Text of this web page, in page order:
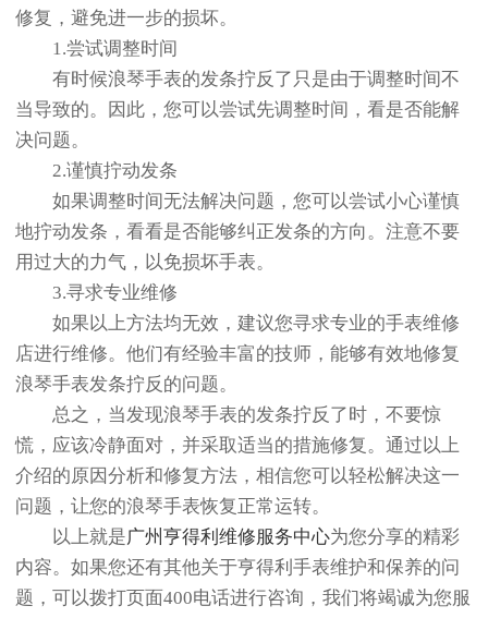
修复，避免进一步的损坏。
1.尝试调整时间
有时候浪琴手表的发条拧反了只是由于调整时间不
当导致的。因此，您可以尝试先调整时间，看是否能解
决问题。
2.谨慎拧动发条
如果调整时间无法解决问题，您可以尝试小心谨慎
地拧动发条，看看是否能够纠正发条的方向。注意不要
用过大的力气，以免损坏手表。
3.寻求专业维修
如果以上方法均无效，建议您寻求专业的手表维修
店进行维修。他们有经验丰富的技师，能够有效地修复
浪琴手表发条拧反的问题。
总之，当发现浪琴手表的发条拧反了时，不要惊
慌，应该冷静面对，并采取适当的措施修复。通过以上
介绍的原因分析和修复方法，相信您可以轻松解决这一
问题，让您的浪琴手表恢复正常运转。
以上就是广州亨得利维修服务中心为您分享的精彩
内容。如果您还有其他关于亨得利手表维护和保养的问
题，可以拨打页面400电话进行咨询，我们将竭诚为您服